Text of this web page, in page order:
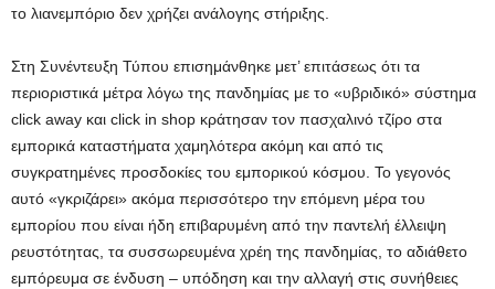
το λιανεμπόριο δεν χρήζει ανάλογης στήριξης.
Στη Συνέντευξη Τύπου επισημάνθηκε μετ’ επιτάσεως ότι τα
περιοριστικά μέτρα λόγω της πανδημίας με το «υβριδικό» σύστημα
click away και click in shop κράτησαν τον πασχαλινό τζίρο στα
εμπορικά καταστήματα χαμηλότερα ακόμη και από τις
συγκρατημένες προσδοκίες του εμπορικού κόσμου. Το γεγονός
αυτό «γκριζάρει» ακόμα περισσότερο την επόμενη μέρα του
εμπορίου που είναι ήδη επιβαρυμένη από την παντελή έλλειψη
ρευστότητας, τα συσσωρευμένα χρέη της πανδημίας, το αδιάθετο
εμπόρευμα σε ένδυση – υπόδηση και την αλλαγή στις συνήθειες